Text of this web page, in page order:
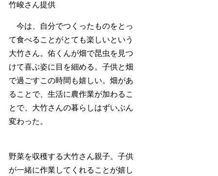
竹峻さん提供
今は、自分でつくったものをとっ
て食べることがとても楽しいという
大竹さん。佑くんが畑で昆虫を見つ
けて喜ぶ姿に目を細める。子供と畑
で過ごすこの時間も嬉しい。畑があ
ることで、生活に農作業が加わるこ
とで、大竹さんの暮らしはずいぶん
変わった。
野菜を収穫する大竹さん親子。子供
が一緒に作業してくれることが嬉し